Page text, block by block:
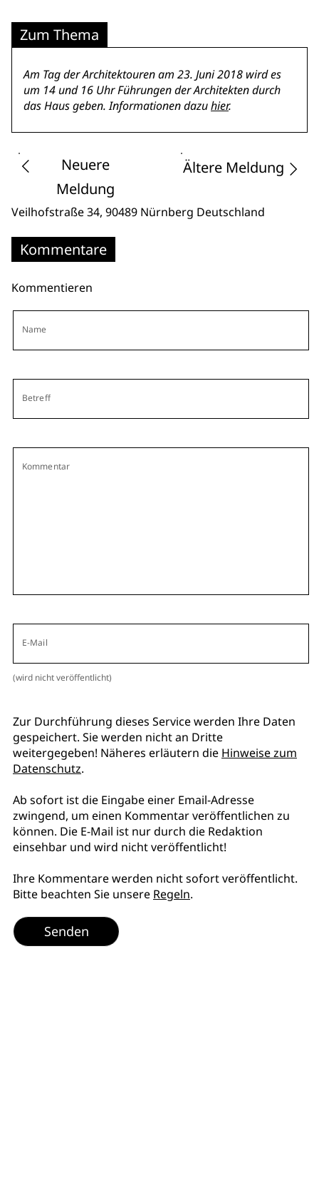
Zum Thema
Am Tag der Architektouren am 23. Juni 2018 wird es
um 14 und 16 Uhr Führungen der Architekten durch
das Haus geben. Informationen dazuhier.
Neuere
Meldung
Ältere Meldung
Veilhofstraße 34, 90489 Nürnberg Deutschland
Kommentare
Kommentieren
Name
Betreff
Kommentar
E-Mail
(wird nicht veröffentlicht)
Zur Durchführung dieses Service werden Ihre Daten
gespeichert. Sie werden nicht an Dritte
weitergegeben! Näheres erläutern die Hinweise zum
Datenschutz.
Ab sofort ist die Eingabe einer Email-Adresse
zwingend, um einen Kommentar veröffentlichen zu
können. Die E-Mail ist nur durch die Redaktion
einsehbar und wird nicht veröffentlicht!
Ihre Kommentare werden nicht sofort veröffentlicht.
Bitte beachten Sie unsere Regeln.
Senden